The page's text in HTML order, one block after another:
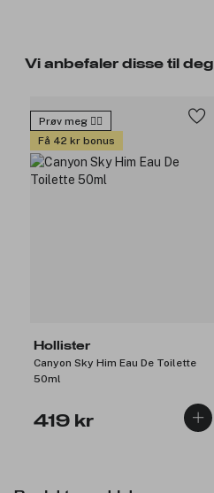
Vi anbefaler disse til deg
Prøv meg 🙋‍♀️
Få 42 kr bonus
Hollister
Canyon Sky Him Eau De Toilette
50ml
419 kr